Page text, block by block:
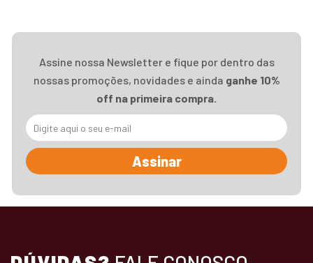
Assine nossa Newsletter e fique por dentro das
nossas promoções, novidades e ainda ganhe 10%
off na primeira compra.
Assinar